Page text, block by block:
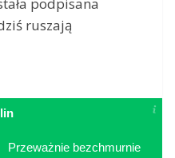
ruszają
Przeważnie bezchmurnie